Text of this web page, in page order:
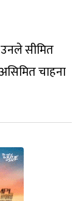
सीमित
चाहना